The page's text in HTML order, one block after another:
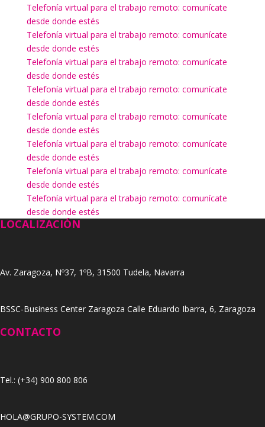
Telefonía virtual para el trabajo remoto: comunícate
desde donde estés
Telefonía virtual para el trabajo remoto: comunícate
desde donde estés
Telefonía virtual para el trabajo remoto: comunícate
desde donde estés
Telefonía virtual para el trabajo remoto: comunícate
desde donde estés
Telefonía virtual para el trabajo remoto: comunícate
desde donde estés
Telefonía virtual para el trabajo remoto: comunícate
desde donde estés
Telefonía virtual para el trabajo remoto: comunícate
desde donde estés
Telefonía virtual para el trabajo remoto: comunícate
desde donde estés
LOCALIZACIÓN
Av. Zaragoza, Nº37, 1ºB, 31500 Tudela, Navarra
BSSC-Business Center Zaragoza Calle Eduardo Ibarra, 6, Zaragoza
CONTACTO
Tel.: (+34) 900 800 806
HOLA@GRUPO-SYSTEM.COM